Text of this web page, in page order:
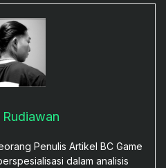
Penulis Artikel BC Game
dalam analisis